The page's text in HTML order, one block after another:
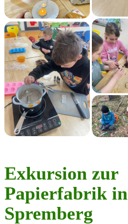
Exkursion zur
Papierfabrik in
Spremberg